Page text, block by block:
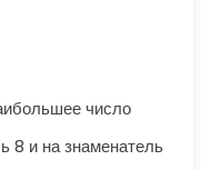
число
8 и на знаменатель